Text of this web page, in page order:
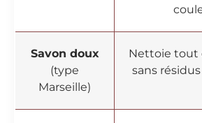
Savon doux
(type
Marseille)
Nettoie tout
sans